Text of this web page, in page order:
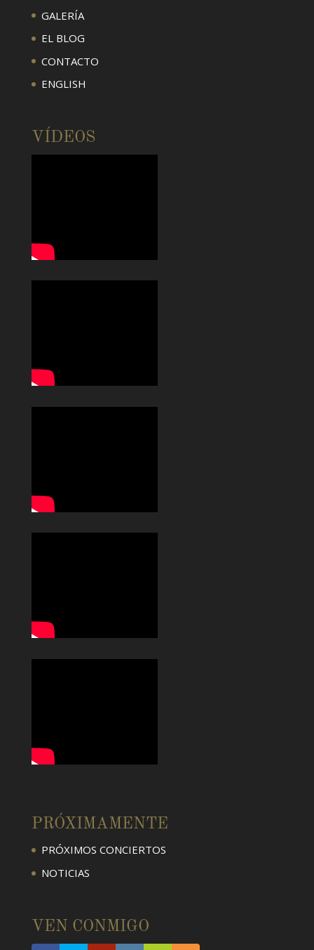
GALERÍA
EL BLOG
CONTACTO
ENGLISH
VÍDEOS
PRÓXIMAMENTE
PRÓXIMOS CONCIERTOS
NOTICIAS
VEN CONMIGO